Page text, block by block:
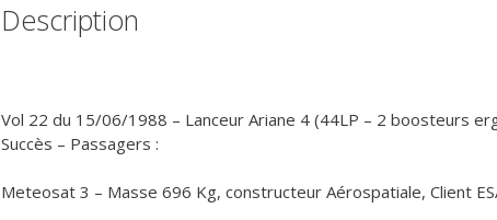
Description
Vol 22 du 15/06/1988 – Lanceur Ariane 4 (44LP – 2 boosteurs
Succès – Passagers :
Meteosat 3 – Masse 696 Kg, constructeur Aérospatiale, Client